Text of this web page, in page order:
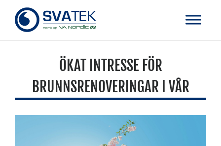
ÖKAT INTRESSE FÖR
BRUNNSRENOVERINGAR I VÅR